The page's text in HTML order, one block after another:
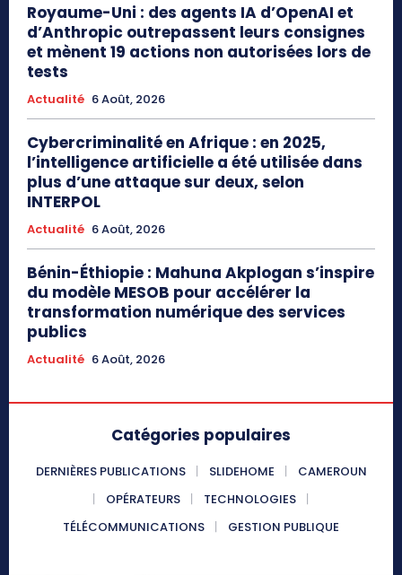
Royaume-Uni : des agents IA d’OpenAI et
d’Anthropic outrepassent leurs consignes
et mènent 19 actions non autorisées lors de
tests
Actualité 6 Août, 2026
Cybercriminalité en Afrique : en 2025,
l’intelligence artificielle a été utilisée dans
plus d’une attaque sur deux, selon
INTERPOL
Actualité 6 Août, 2026
Bénin-Éthiopie : Mahuna Akplogan s’inspire
du modèle MESOB pour accélérer la
transformation numérique des services
publics
Actualité 6 Août, 2026
Catégories populaires
DERNIÈRES PUBLICATIONS SLIDEHOME
CAMEROUN
OPÉRATEURS
TECHNOLOGIES
TÉLÉCOMMUNICATIONS
GESTION PUBLIQUE